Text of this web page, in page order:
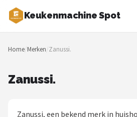
Keukenmachine Spot
Zoeken
NAVIGATIE
Home/Merken/Zanussi.
Zanussi.
Zanussi, een bekend merk in